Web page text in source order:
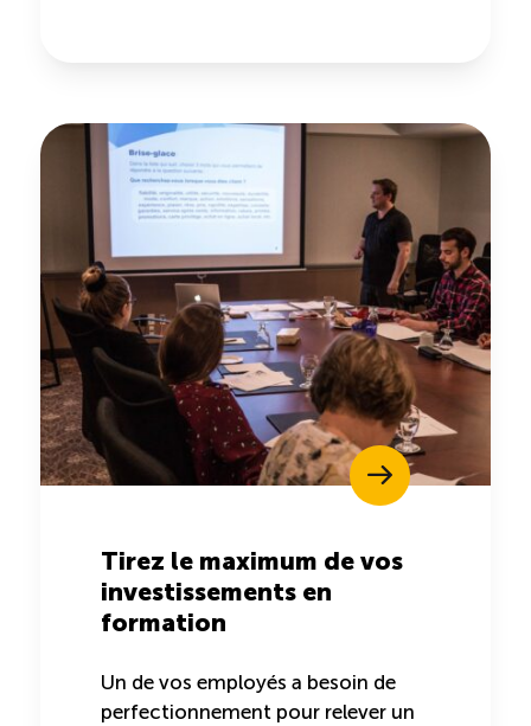
Tirez le maximum de vos
investissements en
formation
Un de vos employés a besoin de
perfectionnement pour relever un